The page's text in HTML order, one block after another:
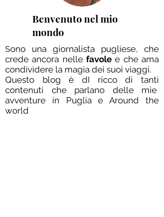
Benvenuto nel mio
mondo
Sono una giornalista pugliese, che
crede ancora nelle favole e che ama
condividere la magia dei suoi viaggi.
Questo blog è dI ricco di tanti
contenuti che parlano delle mie
avventure in Puglia e Around the
world